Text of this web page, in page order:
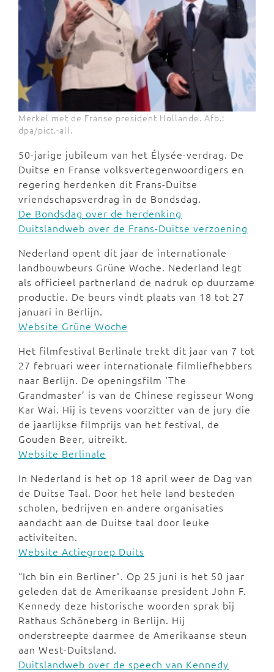
Merkel met de Franse president Hollande. Afb.:
dpa/pict.-all.
50-jarige jubileum van het Élysée-verdrag. De
Duitse en Franse volksvertegenwoordigers en
regering herdenken dit Frans-Duitse
vriendschapsverdrag in de Bondsdag.
De Bondsdag over de herdenking
Duitslandweb over de Frans-Duitse verzoening
Nederland opent dit jaar de internationale
landbouwbeurs Grüne Woche. Nederland legt
als officieel partnerland de nadruk op duurzame
productie. De beurs vindt plaats van 18 tot 27
januari in Berlijn.
Website Grüne Woche
Het filmfestival Berlinale trekt dit jaar van 7 tot
27 februari weer internationale filmliefhebbers
naar Berlijn. De openingsfilm ‘The
Grandmaster’ is van de Chinese regisseur Wong
Kar Wai. Hij is tevens voorzitter van de jury die
de jaarlijkse filmprijs van het festival, de
Gouden Beer, uitreikt.
Website Berlinale
In Nederland is het op 18 april weer de Dag van
de Duitse Taal. Door het hele land besteden
scholen, bedrijven en andere organisaties
aandacht aan de Duitse taal door leuke
activiteiten.
Website Actiegroep Duits
“Ich bin ein Berliner”. Op 25 juni is het 50 jaar
geleden dat de Amerikaanse president John F.
Kennedy deze historische woorden sprak bij
Rathaus Schöneberg in Berlijn. Hij
onderstreepte daarmee de Amerikaanse steun
aan West-Duitsland.
Duitslandweb over de speech van Kennedy